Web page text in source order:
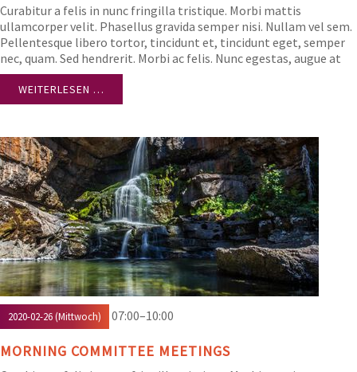
Curabitur a felis in nunc fringilla tristique. Morbi mattis
ullamcorper velit. Phasellus gravida semper nisi. Nullam vel sem.
Pellentesque libero tortor, tincidunt et, tincidunt eget, semper
nec, quam. Sed hendrerit. Morbi ac felis. Nunc egestas, augue at
pellentesque laoreet.
WEITERLESEN …
2020-02-26(Mittwoch) 07:00–10:00
MORNING COMMITTEE MEETINGS